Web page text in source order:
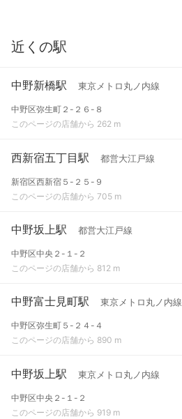
近くの駅
中野新橋駅 東京メトロ丸ノ内線
中野区弥生町２-２６-８
このページの店舗から 262 m
西新宿五丁目駅 都営大江戸線
新宿区西新宿５-２５-９
このページの店舗から 705 m
中野坂上駅 都営大江戸線
中野区中央２-１-２
このページの店舗から 812 m
中野富士見町駅 東京メトロ丸ノ内線
中野区弥生町５-２４-４
このページの店舗から 890 m
中野坂上駅 東京メトロ丸ノ内線
中野区中央２-１-２
このページの店舗から 919 m